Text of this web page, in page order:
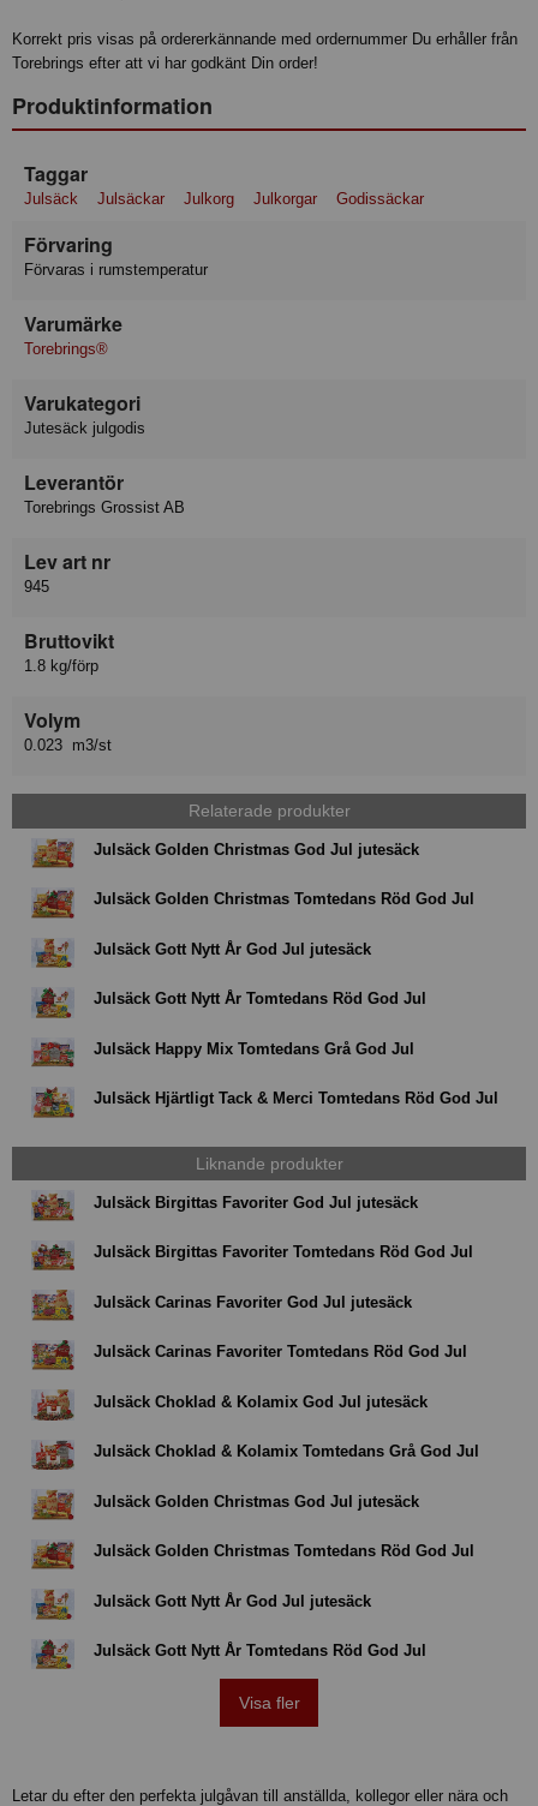
Korrekt pris visas på ordererkännande med ordernummer Du erhåller från
Torebrings efter att vi har godkänt Din order!
Produktinformation
Taggar
Julsäck Julsäckar Julkorg Julkorgar Godissäckar
Förvaring
Förvaras i rumstemperatur
Varumärke
Torebrings®
Varukategori
Jutesäck julgodis
Leverantör
Torebrings Grossist AB
Lev art nr
945
Bruttovikt
1.8 kg/förp
Volym
0.023 m3/st
Relaterade produkter
Julsäck Golden Christmas God Jul jutesäck
Julsäck Golden Christmas Tomtedans Röd God Jul
Julsäck Gott Nytt År God Jul jutesäck
Julsäck Gott Nytt År Tomtedans Röd God Jul
Julsäck Happy Mix Tomtedans Grå God Jul
Julsäck Hjärtligt Tack & Merci Tomtedans Röd God Jul
Liknande produkter
Julsäck Birgittas Favoriter God Jul jutesäck
Julsäck Birgittas Favoriter Tomtedans Röd God Jul
Julsäck Carinas Favoriter God Jul jutesäck
Julsäck Carinas Favoriter Tomtedans Röd God Jul
Julsäck Choklad & Kolamix God Jul jutesäck
Julsäck Choklad & Kolamix Tomtedans Grå God Jul
Julsäck Golden Christmas God Jul jutesäck
Julsäck Golden Christmas Tomtedans Röd God Jul
Julsäck Gott Nytt År God Jul jutesäck
Julsäck Gott Nytt År Tomtedans Röd God Jul
Visa fler
Letar du efter den perfekta julgåvan till anställda, kollegor eller nära och